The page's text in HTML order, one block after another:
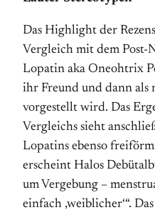
Das Highlight der
Vergleich mit dem Post-
Lopatin aka Oneohtrix
ihr Freund und dann als
vorgestellt wird. Das
Vergleichs sieht
Lopatins ebenso
erscheint Halos
um Vergebung –
einfach ‚weiblicher‘“.